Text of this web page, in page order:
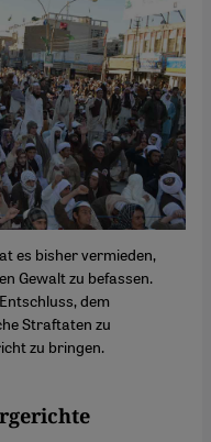
es bisher vermieden,
Gewalt zu befassen.
dem
Straftaten zu
zu bringen.